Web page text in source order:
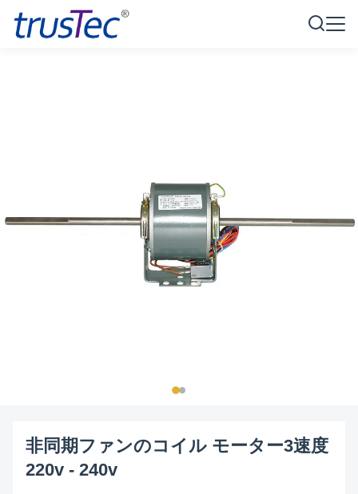
非同期ファンのコイル モーター3速度
220v - 240v